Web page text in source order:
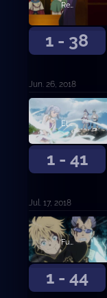
1 - 38
Reunión de capitanes
Jun. 26, 2018
1 - 41
El crecimiento de la chica del agua
Jul. 17, 2018
1 - 44
Fuego honesto y rayos salvajes